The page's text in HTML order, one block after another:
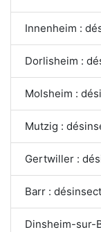
Innenheim :
Dorlisheim :
Molsheim :
Mutzig :
Gertwiller :
Barr :
Dinsheim-sur-